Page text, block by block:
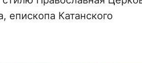
епископа Катанского